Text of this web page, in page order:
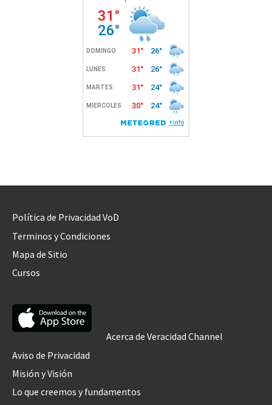
Política de Privacidad VoD
Terminos y Condiciones
Mapa de Sitio
Cursos
Acerca de Veracidad Channel
Aviso de Privacidad
Misión y Visión
Lo que creemos y fundamentos